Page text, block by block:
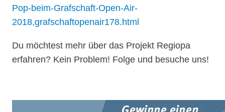
Pop-beim-Grafschaft-Open-Air-
2018,grafschaftopenair178.html
Du möchtest mehr über das Projekt Regiopa
erfahren? Kein Problem! Folge und besuche uns!